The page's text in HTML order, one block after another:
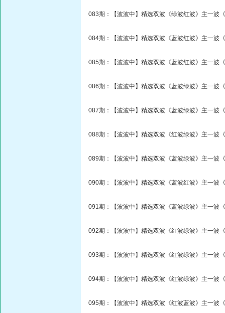
083期：【波波中】精选双波《绿波红波》主一波
084期：【波波中】精选双波《蓝波红波》主一波
085期：【波波中】精选双波《蓝波红波》主一波
086期：【波波中】精选双波《蓝波绿波》主一波
087期：【波波中】精选双波《蓝波绿波》主一波
088期：【波波中】精选双波《红波绿波》主一波
089期：【波波中】精选双波《蓝波绿波》主一波
090期：【波波中】精选双波《蓝波红波》主一波
091期：【波波中】精选双波《蓝波绿波》主一波
092期：【波波中】精选双波《红波绿波》主一波
093期：【波波中】精选双波《红波绿波》主一波
094期：【波波中】精选双波《红波绿波》主一波
095期：【波波中】精选双波《红波蓝波》主一波